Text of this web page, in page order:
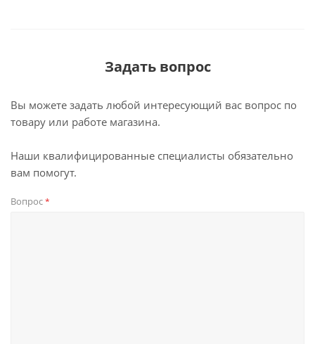
Задать вопрос
Вы можете задать любой интересующий вас вопрос по
товару или работе магазина.
Наши квалифицированные специалисты обязательно
вам помогут.
Вопрос*